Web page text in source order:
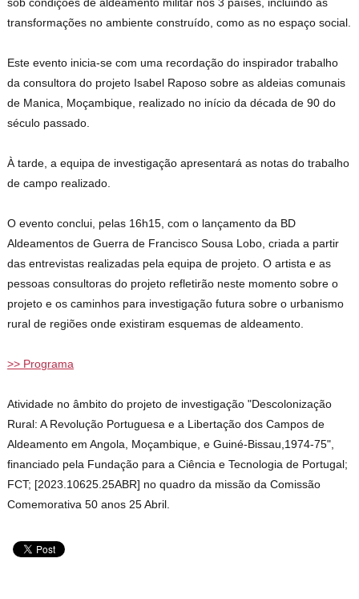
sob condições de aldeamento militar nos 3 países, incluindo as
transformações no ambiente construído, como as no espaço social.
Este evento inicia-se com uma recordação do inspirador trabalho
da consultora do projeto Isabel Raposo sobre as aldeias comunais
de Manica, Moçambique, realizado no início da década de 90 do
século passado.
À tarde, a equipa de investigação apresentará as notas do trabalho
de campo realizado.
O evento conclui, pelas 16h15, com o lançamento da BD
Aldeamentos de Guerra de Francisco Sousa Lobo, criada a partir
das entrevistas realizadas pela equipa de projeto. O artista e as
pessoas consultoras do projeto refletirão neste momento sobre o
projeto e os caminhos para investigação futura sobre o urbanismo
rural de regiões onde existiram esquemas de aldeamento.
>> Programa
Atividade no âmbito do projeto de investigação "Descolonização
Rural: A Revolução Portuguesa e a Libertação dos Campos de
Aldeamento em Angola, Moçambique, e Guiné-Bissau,1974-75",
financiado pela Fundação para a Ciência e Tecnologia de Portugal;
FCT; [2023.10625.25ABR] no quadro da missão da Comissão
Comemorativa 50 anos 25 Abril.